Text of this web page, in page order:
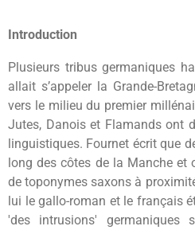
Introduction
Plusieurs tribus germaniques
allait s’appeler la Grande-
vers le milieu du premier
Jutes, Danois et Flamands ont
linguistiques. Fournet écrit que
long des côtes de la Manche et
de toponymes saxons à
lui le gallo-roman et le français
'des intrusions' germaniques